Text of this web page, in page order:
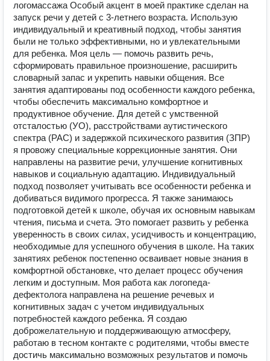
логомассажа Особый акцент в моей практике сделан на
запуск речи у детей с 3-летнего возраста. Использую
индивидуальный и креативный подход, чтобы занятия
были не только эффективными, но и увлекательными
для ребенка. Моя цель — помочь развить речь,
сформировать правильное произношение, расширить
словарный запас и укрепить навыки общения. Все
занятия адаптированы под особенности каждого ребенка,
чтобы обеспечить максимально комфортное и
продуктивное обучение. Для детей с умственной
отсталостью (УО), расстройствами аутистического
спектра (РАС) и задержкой психического развития (ЗПР)
я провожу специальные коррекционные занятия. Они
направлены на развитие речи, улучшение когнитивных
навыков и социальную адаптацию. Индивидуальный
подход позволяет учитывать все особенности ребенка и
добиваться видимого прогресса. Я также занимаюсь
подготовкой детей к школе, обучая их основным навыкам
чтения, письма и счета. Это помогает развить у ребенка
уверенность в своих силах, усидчивость и концентрацию,
необходимые для успешного обучения в школе. На таких
занятиях ребенок постепенно осваивает новые знания в
комфортной обстановке, что делает процесс обучения
легким и доступным. Моя работа как логопеда-
дефектолога направлена на решение речевых и
когнитивных задач с учетом индивидуальных
потребностей каждого ребенка. Я создаю
доброжелательную и поддерживающую атмосферу,
работаю в тесном контакте с родителями, чтобы вместе
достичь максимально возможных результатов и помочь